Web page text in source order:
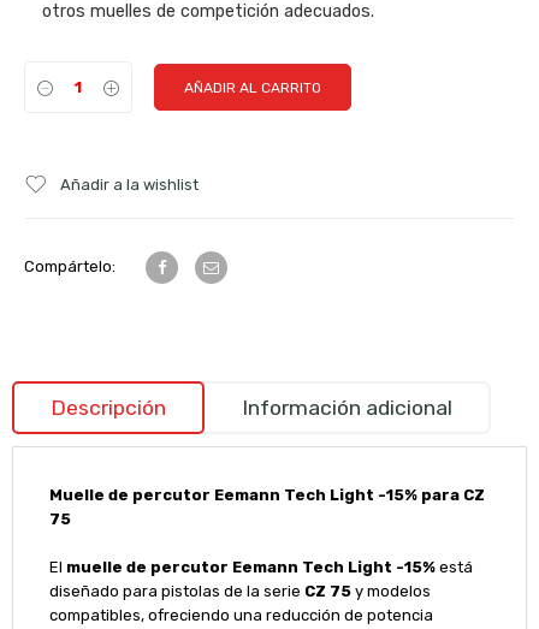
otros muelles de competición adecuados.
AÑADIR AL CARRITO
Añadir a la wishlist
Compártelo:
Descripción Información adicional
Muelle de percutor Eemann Tech Light -15% para CZ
75
El muelle de percutor Eemann Tech Light -15%está
diseñado para pistolas de la serie CZ 75y modelos
compatibles, ofreciendo una reducción de potencia